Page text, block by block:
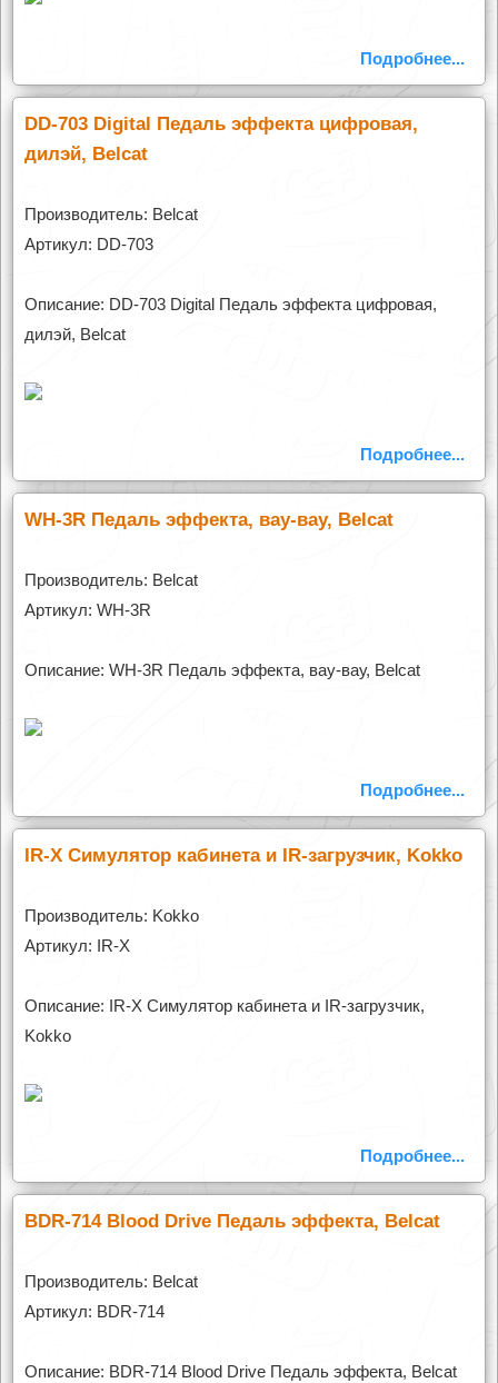
Подробнее...
DD-703 Digital Педаль эффекта цифровая,
дилэй, Belcat
Производитель: Belcat
Артикул: DD-703
Описание: DD-703 Digital Педаль эффекта цифровая,
дилэй, Belcat
Подробнее...
WH-3R Педаль эффекта, вау-вау, Belcat
Производитель: Belcat
Артикул: WH-3R
Описание: WH-3R Педаль эффекта, вау-вау, Belcat
Подробнее...
IR-X Симулятор кабинета и IR-загрузчик, Kokko
Производитель: Kokko
Артикул: IR-X
Описание: IR-X Симулятор кабинета и IR-загрузчик,
Kokko
Подробнее...
BDR-714 Blood Drive Педаль эффекта, Belcat
Производитель: Belcat
Артикул: BDR-714
Описание: BDR-714 Blood Drive Педаль эффекта, Belcat